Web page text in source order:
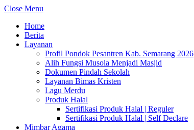
Close Menu
Home
Berita
Layanan
Profil Pondok Pesantren Kab. Semarang 2026
Alih Fungsi Musola Menjadi Masjid
Dokumen Pindah Sekolah
Layanan Bimas Kristen
Lagu Merdu
Produk Halal
Sertifikasi Produk Halal | Reguler
Sertifikasi Produk Halal | Self Declare
Mimbar Agama